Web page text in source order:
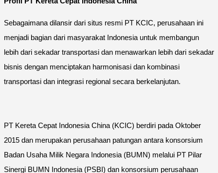
Sebagaimana dilansir dari situs resmi PT KCIC, perusahaan ini
menjadi bagian dari masyarakat Indonesia untuk membangun
lebih dari sekadar transportasi dan menawarkan lebih dari sekadar
bisnis dengan menciptakan harmonisasi dan kombinasi
transportasi dan integrasi regional secara berkelanjutan.
PT Kereta Cepat Indonesia China (KCIC) berdiri pada Oktober
2015 dan merupakan perusahaan patungan antara konsorsium
Badan Usaha Milik Negara Indonesia (BUMN) melalui PT Pilar
Sinergi BUMN Indonesia (PSBI) dan konsorsium perusahaan